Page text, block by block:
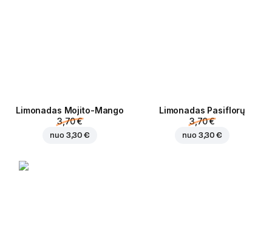
Limonadas Mojito-Mango
3,70 €
nuo 3,30 €
Limonadas Pasiflorų
3,70 €
nuo 3,30 €